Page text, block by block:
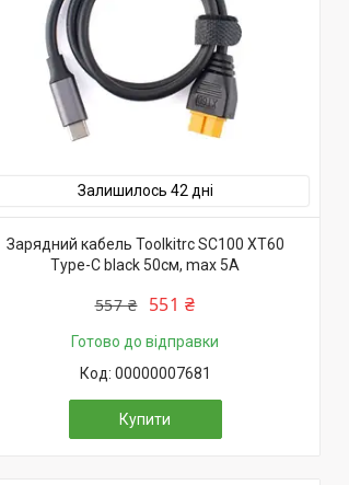
Залишилось 42 дні
Зарядний кабель Toolkitrc SC100 XT60
Type-C black 50см, max 5A
557 ₴ 551 ₴
Готово до відправки
00000007681
Купити